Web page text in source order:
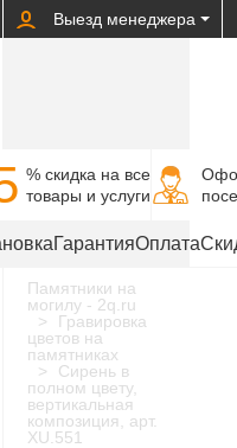
Выезд менеджера
% cкидка на все
товары и услуги
ГарантияОплата
Памятники на
могилу - 2q.ru
Гравировка
цветов на
памятниках
Сирень в
полном цвету,
вертикальная
композиция, арт.
XU.551